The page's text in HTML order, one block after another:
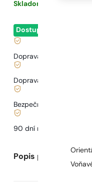
Skladom
Dostupné
Doprava zadarmo od
Doprava od
Bezpečné nakupovanie
90 dní na
Popis parfumu